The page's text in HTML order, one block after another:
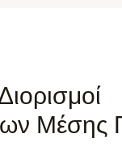
Μέσης